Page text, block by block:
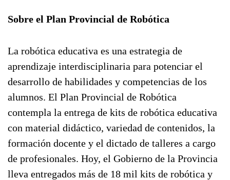
Sobre el Plan Provincial de Robótica
La robótica educativa es una estrategia de
aprendizaje interdisciplinaria para potenciar el
desarrollo de habilidades y competencias de los
alumnos. El Plan Provincial de Robótica
contempla la entrega de kits de robótica educativa
con material didáctico, variedad de contenidos, la
formación docente y el dictado de talleres a cargo
de profesionales. Hoy, el Gobierno de la Provincia
lleva entregados más de 18 mil kits de robótica y